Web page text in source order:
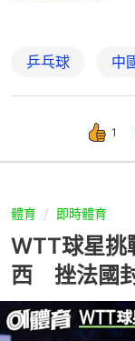
乒乓球 中
1
體育 即時體育
WTT球星挑
西 挫法國